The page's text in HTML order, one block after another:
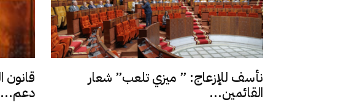
نأسف للإزعاج: ” ميزي تلعب” شعار
القائمين... دعم...